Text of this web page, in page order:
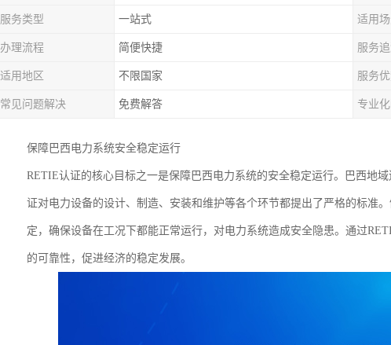
服务类型 一站式 适用
办理流程 简便快捷 服务
适用地区 不限国家 服务
常见问题解决 免费解答 专业
保障巴西电力系统安全稳定运行
RETIE认证的核心目标之一是保障巴西电力系统的安全稳定运行。巴西地
证对电力设备的设计、制造、安装和维护等各个环节都提出了严格的标准
定，确保设备在工况下都能正常运行，对电力系统造成安全隐患。通过
的可靠性，促进经济的稳定发展。